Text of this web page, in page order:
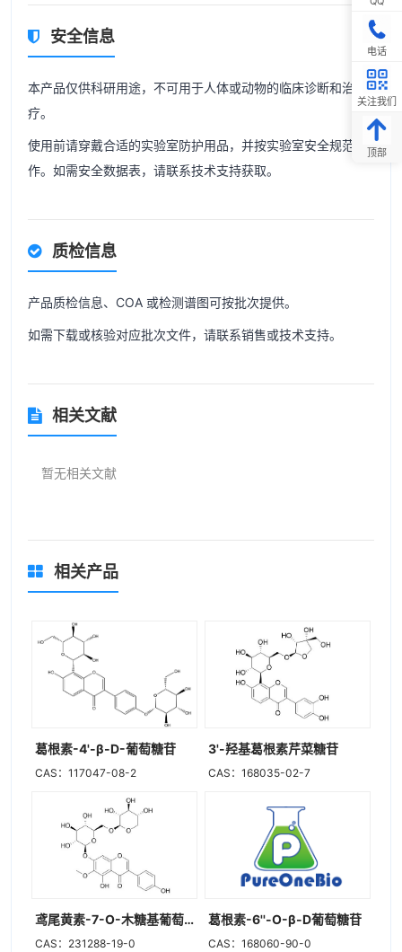
安全信息
本产品仅供科研用途，不可用于人体或动物的临床诊断和治
疗。
使用前请穿戴合适的实验室防护用品，并按实验室安全规范操
作。如需安全数据表，请联系技术支持获取。
质检信息
产品质检信息、COA 或检测谱图可按批次提供。
如需下载或核验对应批次文件，请联系销售或技术支持。
相关文献
暂无相关文献
相关产品
葛根素-4'-β-D-葡萄糖苷
CAS：117047-08-2
3'-羟基葛根素芹菜糖苷
CAS：168035-02-7
鸢尾黄素-7-O-木糖基葡萄糖苷
CAS：231288-19-0
葛根素-6''-O-β-D葡萄糖苷
CAS：168060-90-0
电话
关注我们
顶部